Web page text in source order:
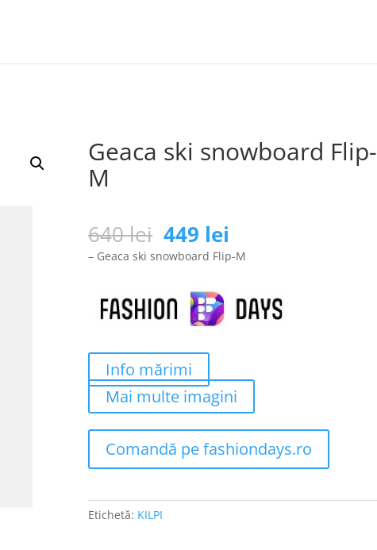
Geaca ski snowboard Flip-
M
640lei Prețul
inițial
a
fost:
640 lei.
449 lei
curent
este:
– Geaca ski snowboard Flip-M
Info mărimi
Mai multe imagini
Comandă pe fashiondays.ro
Etichetă: KILPI